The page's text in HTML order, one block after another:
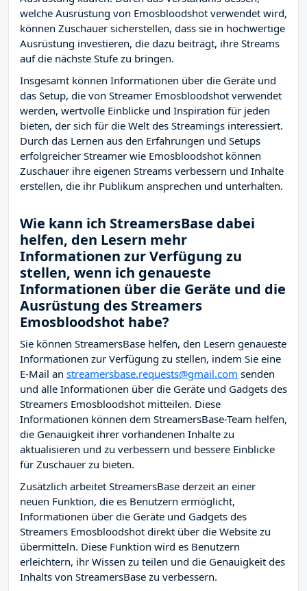
welche Ausrüstung von Emosbloodshot verwendet wird,
können Zuschauer sicherstellen, dass sie in hochwertige
Ausrüstung investieren, die dazu beiträgt, ihre Streams
auf die nächste Stufe zu bringen.
Insgesamt können Informationen über die Geräte und
das Setup, die von Streamer Emosbloodshot verwendet
werden, wertvolle Einblicke und Inspiration für jeden
bieten, der sich für die Welt des Streamings interessiert.
Durch das Lernen aus den Erfahrungen und Setups
erfolgreicher Streamer wie Emosbloodshot können
Zuschauer ihre eigenen Streams verbessern und Inhalte
erstellen, die ihr Publikum ansprechen und unterhalten.
Wie kann ich StreamersBase dabei
helfen, den Lesern mehr
Informationen zur Verfügung zu
stellen, wenn ich genaueste
Informationen über die Geräte und die
Ausrüstung des Streamers
Emosbloodshot habe?
Sie können StreamersBase helfen, den Lesern genaueste
Informationen zur Verfügung zu stellen, indem Sie eine
E-Mail an streamersbase.requests@gmail.com senden
und alle Informationen über die Geräte und Gadgets des
Streamers Emosbloodshot mitteilen. Diese
Informationen können dem StreamersBase-Team helfen,
die Genauigkeit ihrer vorhandenen Inhalte zu
aktualisieren und zu verbessern und bessere Einblicke
für Zuschauer zu bieten.
Zusätzlich arbeitet StreamersBase derzeit an einer
neuen Funktion, die es Benutzern ermöglicht,
Informationen über die Geräte und Gadgets des
Streamers Emosbloodshot direkt über die Website zu
übermitteln. Diese Funktion wird es Benutzern
erleichtern, ihr Wissen zu teilen und die Genauigkeit des
Inhalts von StreamersBase zu verbessern.